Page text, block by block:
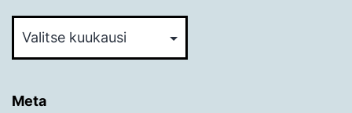
Meta